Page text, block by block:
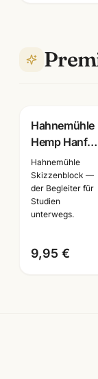
Hahnemühle
Hemp Hanf
Skizzenblock ·
A3/A4/A5 ·
Mannheim
Hahnemühle
Skizzenblock —
der Begleiter für
Studien
unterwegs.
9,95 €